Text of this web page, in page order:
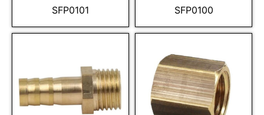
SFP0101 SFP0100